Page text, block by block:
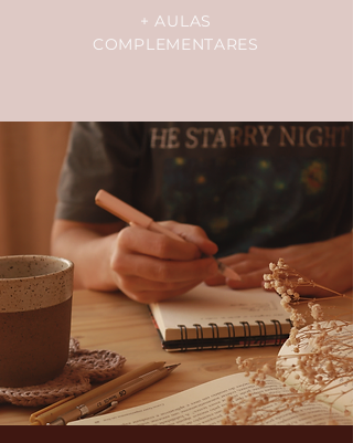
+ AULAS
COMPLEMENTARES